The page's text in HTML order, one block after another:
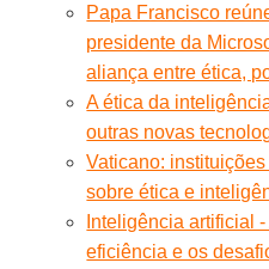
Papa Francisco
presidente da
aliança entre ética,
A ética da
outras novas
Vaticano:
sobre ética e
Inteligência artificial
eficiência e os